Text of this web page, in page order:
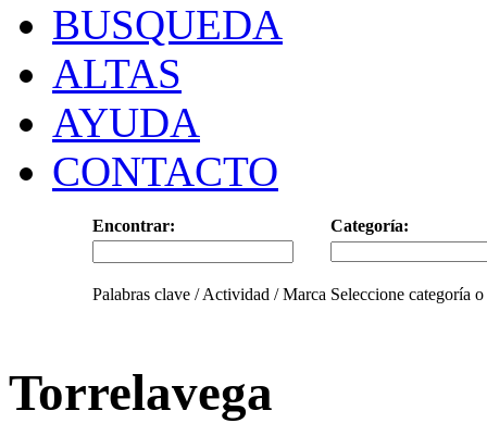
BUSQUEDA
ALTAS
AYUDA
CONTACTO
Encontrar: Categoría:
Palabras clave / Actividad / Marca Seleccione categoría
Torrelavega